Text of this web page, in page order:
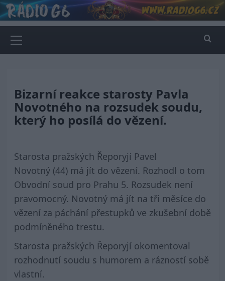
Skip
to
content
Menu
Bizarní reakce starosty Pavla
Novotného na rozsudek soudu,
který ho posílá do vězení.
Starosta pražských Řeporyjí Pavel
Novotný(44)má jít do vězení. Rozhodl o tom
Obvodní soud pro Prahu 5. Rozsudek není
pravomocný. Novotný má jít na tři měsíce do
vězení za páchání přestupků ve zkušební době
podmíněného trestu.
Starosta pražských Řeporyjí okomentoval
rozhodnutí soudu s humorem a rázností sobě
vlastní.